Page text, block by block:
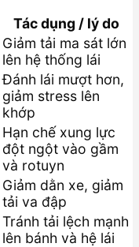
Tác dụng / lý do
Giảm tải ma sát lớn
lên hệ thống lái
Đánh lái mượt hơn,
giảm stress lên
khớp
Hạn chế xung lực
đột ngột vào gầm
và rotuyn
Giảm dằn xe, giảm
tải va đập
Tránh tải lệch mạnh
lên bánh và hệ lái